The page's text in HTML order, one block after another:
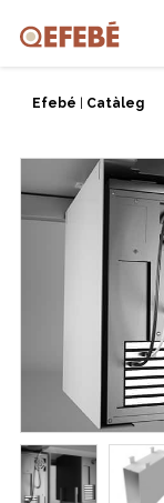
Efebé Catàleg